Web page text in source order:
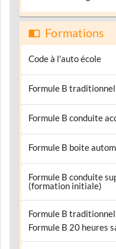
Formations
Code à l'auto école
Formule B
Formule B conduite
Formule B boite
Formule B conduite
(formation initiale)
Formule B
Formule B 20 heures